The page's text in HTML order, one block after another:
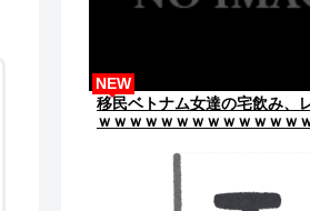
移民ベトナム女達の宅飲み、
ｗｗｗｗｗｗｗｗｗｗｗｗｗ
NEW